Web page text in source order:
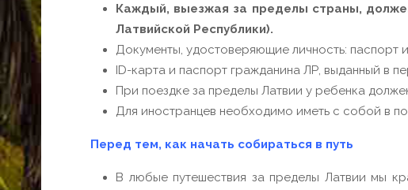
Каждый, выезжая за пределы страны,
Латвийской Республики).
Документы, удостоверяющие личность: паспорт
ID-карта и паспорт гражданина ЛР, выданный в
При поездке за пределы Латвии у ребенка
Для иностранцев необходимо иметь с собой в
Перед тем, как начать собираться в путь
В любые путешествия за пределы Латвии мы